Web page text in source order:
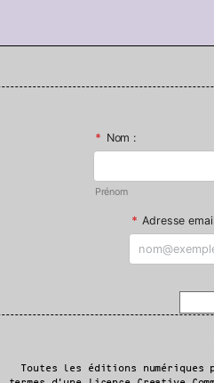
* Nom :
Prénom
* Adresse
Toutes les éditions